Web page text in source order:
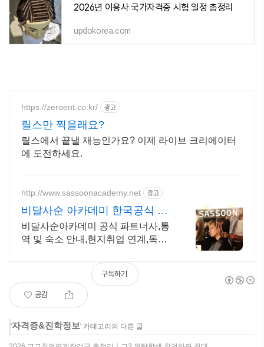
2026년 이용사 국가자격증 시험 일정 총정리
updokorea.com
https://zeroent.co.kr/ 광고
릴스만 찍을래요?
릴스에서 끝낼 재능인가요? 이제 라이브 크리에이터
에 도전하세요.
http://www.sassoonacademy.net 광고
비달사순 아카데미 한국공식 비
달사순 한국 공식 에이전시
비달사순아카데미 공식 파트너사,통
역 및 숙소 안내,현지취업 연계,독점
공감
구독하기
'자격증&진학정보' 카테고리의 다른 글